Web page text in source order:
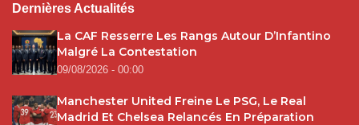
Dernières Actualités
La CAF Resserre Les Rangs Autour D’Infantino
Malgré La Contestation
09/08/2026 - 00:00
Manchester United Freine Le PSG, Le Real
Madrid Et Chelsea Relancés En Préparation